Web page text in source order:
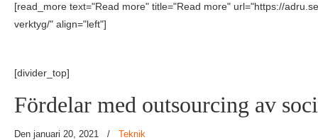
[read_more text="Read more" title="Read more" url="https://
verktyg/" align="left"]
[divider_top]
Fördelar med outsourcing av
Den januari 20, 2021 / Teknik